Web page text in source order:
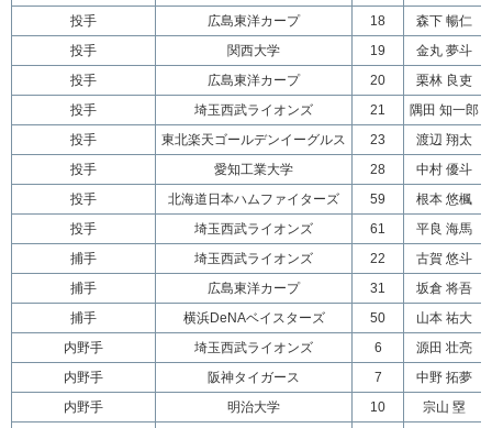
投手
広島東洋カープ 18
森下 暢仁
投手
関西大学 19
金丸 夢斗
投手
広島東洋カープ 20
栗林 良吏
投手
埼玉西武ライオンズ 21
隅田 知一郎
投手
東北楽天ゴールデンイーグルス 23
渡辺 翔太
投手
愛知工業大学 28
中村 優斗
投手
北海道日本ハムファイターズ 59
根本 悠楓
投手
埼玉西武ライオンズ 61
平良 海馬
捕手
埼玉西武ライオンズ 22
古賀 悠斗
捕手
広島東洋カープ 31
坂倉 将吾
捕手
横浜DeNAベイスターズ 50
山本 祐大
内野手
埼玉西武ライオンズ 6
源田 壮亮
内野手
阪神タイガース 7
中野 拓夢
内野手
明治大学 10
宗山 塁